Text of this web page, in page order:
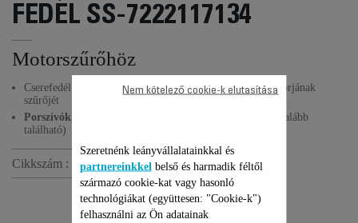
FEDÉL SS-7222117134
Motorszűrőhöz
Cserefedél a porszívóhoz, amely megvédi a készülék motorjának
szűrőjét
Porszívókhoz
tervezve (a kompatibilis készülékek listája alább
található)
Cikkszám : SS-7222117134
Szeretnénk leányvállalatainkkal és
partnereinkkel belső és harmadik féltől
származó cookie-kat vagy hasonló
technológiákat (együttesen: "Cookie-k")
felhasználni az Ön adatainak
Nem kötelező cookie-k elutasítása